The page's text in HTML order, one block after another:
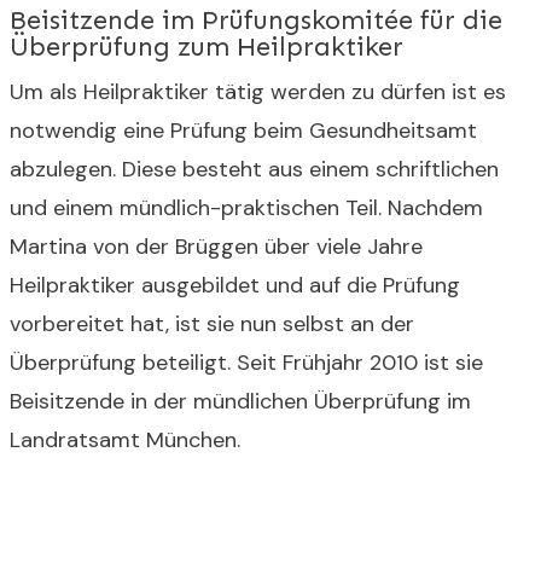
Beisitzende im Prüfungskomitée für die
Überprüfung zum Heilpraktiker
Um als Heilpraktiker tätig werden zu dürfen ist es
notwendig eine Prüfung beim Gesundheitsamt
abzulegen. Diese besteht aus einem schriftlichen
und einem mündlich-praktischen Teil. Nachdem
Martina von der Brüggen über viele Jahre
Heilpraktiker ausgebildet und auf die Prüfung
vorbereitet hat, ist sie nun selbst an der
Überprüfung beteiligt. Seit Frühjahr 2010 ist sie
Beisitzende in der mündlichen Überprüfung im
Landratsamt München.